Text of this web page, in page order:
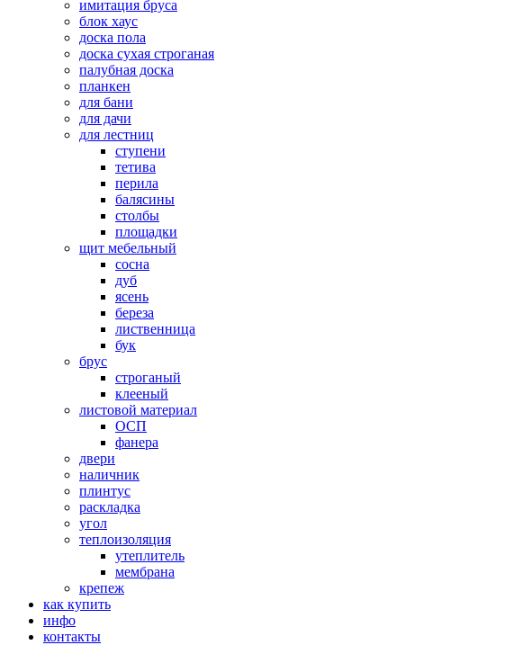
имитация бруса
блок хаус
доска пола
доска сухая строганая
палубная доска
планкен
для бани
для дачи
для лестниц
ступени
тетива
перила
балясины
столбы
площадки
щит мебельный
сосна
дуб
ясень
береза
лиственница
бук
брус
строганый
клееный
листовой материал
ОСП
фанера
двери
наличник
плинтус
раскладка
угол
теплоизоляция
утеплитель
мембрана
крепеж
как купить
инфо
контакты